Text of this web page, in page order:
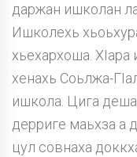
даржан ишколан
Ишколехь
хьехархоша. ХIара
хенахь Соьлжа-
ишкола. Цига
дерриге маьхза а
цул совнаха